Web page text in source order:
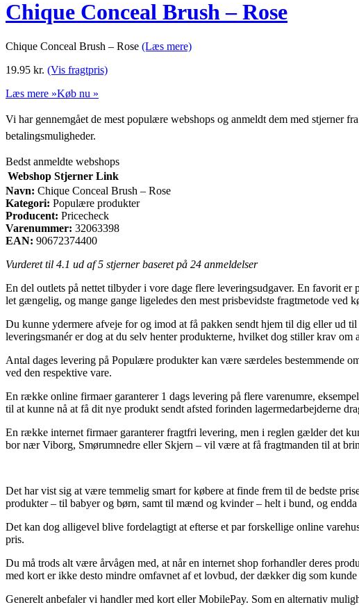
Chique Conceal Brush – Rose
Chique Conceal Brush – Rose (Læs mere)
19.95 kr. (Vis fragtpris)
Læs mere »Køb nu »
Vi har gennemgået de mest populære webshops og anmeldt dem med stjerner
betalingsmuligheder.
Bedst anmeldte webshops
Webshop Stjerner Link
Navn: Chique Conceal Brush – Rose
Kategori: Populære produkter
Producent: Pricecheck
Varenummer: 32063398
EAN: 90672374400
Vurderet til 4.1 ud af 5 stjerner baseret på 24 anmeldelser
En del outlets på nettet tilbyder i vore dage flere leveringsudgaver. En favorit
let gængelig, og mange gange ligeledes den mest prisbevidste fragtmetode ved
Du kunne ydermere afveje for og imod at få pakken sendt hjem til dig eller
leveringsmanér er dog at du selv henter produkterne, hvilket dog stiller krav om
Antal dages levering på Populære produkter kan være særdeles bestemmende
ved den respektive vare.
En række online firmaer garanterer 1 dags levering på flere varenumre,
til at kunne nå at få dit nye produkt sendt afsted forinden lagermedarbejderne
En række internet firmaer garanterer fragtfri levering, men i reglen gælder det
bor nær Viborg, Smørumnedre eller Skjern – vil være at få fragtmanden til at
Det har vist sig at være temmelig smart for købere at finde frem til de bedste
produkter – til babyer og børn, samt til mænd og kvinder – helt i bund, og
Det kan dog alligevel blive fordelagtigt at efterse et par forskellige online
pris.
Du må trods alt være årvågen med, at når en internet shop forhandler deres
med kort er ikke desto mindre omfavnet af et lovbud, der dækker dig som
Generelt anbefaler vi handler med kort eller MobilePay. Som en alternativ